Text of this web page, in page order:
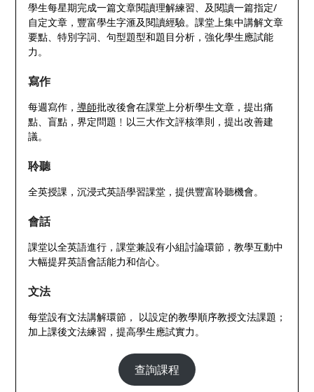
學生每星期完成一篇文章閱讀理解練習、及閱讀一篇指定/
自定文章，豐富學生字滙及閱讀經驗。課堂上集中講解文章
要點、特別字詞、句型題型和題目分析，強化學生應試能
力。
寫作
每週寫作， 導師批改後會在課堂上分析學生文章，提出痛
點、盲點，界定問題﹗以三大作文評核準則，提出改善建
議。
聆聽
全英授課，沉浸式英語學習課堂，提供豐富聆聽機會。
會話
課堂以全英語進行，課堂兼設有小組討論環節，教學互動中
大幅提昇英語會話能力和信心。
文法
每堂設有文法講解環節， 以設定的教學順序教授文法課題；
加上課後文法練習，提高學生應試實力。
查詢課程